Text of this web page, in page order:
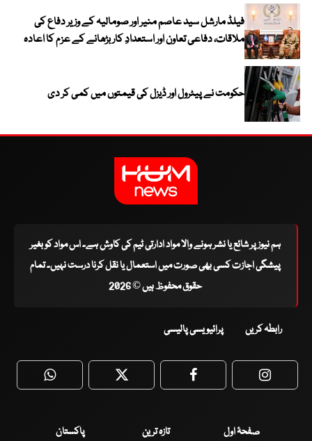
فیلڈ مارشل سید عاصم منیر اور صومالیہ کے وزیر دفاع کی
ملاقات، دفاعی تعاون اور استعدادِ کار بڑھانے کے عزم کا اعادہ
حکومت نے پیٹرول اور ڈیزل کی قیمتوں میں کمی کر دی
ہم نیوز پر شائع یا نشر ہونے والا مواد ادارتی ٹیم کی کاوش ہے۔ اس مواد کو بغیر
پیشگی اجازت کسی بھی صورت میں استعمال یا نقل کرنا درست نہیں۔ تمام
حقوق محفوظ ہیں © 2026
رابطہ کریں پرائیویسی پالیسی
WhatsApp Twitter Facebook
صفحۂ اول تازہ ترین
پاکستان